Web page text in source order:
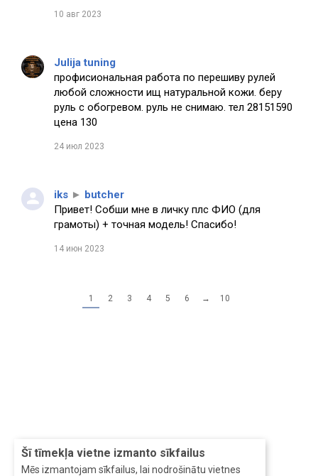
Šī tīmekļa vietne izmanto sīkfailus
Mēs izmantojam sīkfailus, lai nodrošinātu vietnes
10 авг 2023
Julija tuning
профисиональная работа по перешиву рулей
любой сложности ищ натуральной кожи. беру
руль с обогревом. руль не снимаю. тел 28151590
цена 130
24 июл 2023
iks ► butcher
Привет! Собши мне в личку плс ФИО (для
грамоты) + точная модель! Спасибо!
14 июн 2023
1 2 3 4 5 6 → 10